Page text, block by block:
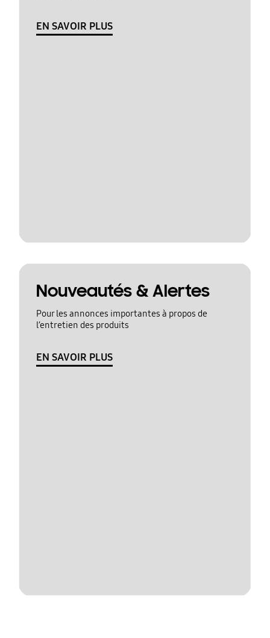
EN SAVOIR PLUS
Nouveautés & Alertes
Pour les annonces importantes à propos de
l’entretien des produits
EN SAVOIR PLUS